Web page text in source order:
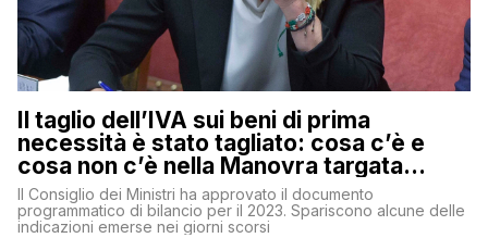
Il taglio dell’IVA sui beni di prima
necessità è stato tagliato: cosa c’è e
cosa non c’è nella Manovra targata
Meloni
Il Consiglio dei Ministri ha approvato il documento
programmatico di bilancio per il 2023. Spariscono alcune delle
indicazioni emerse nei giorni scorsi